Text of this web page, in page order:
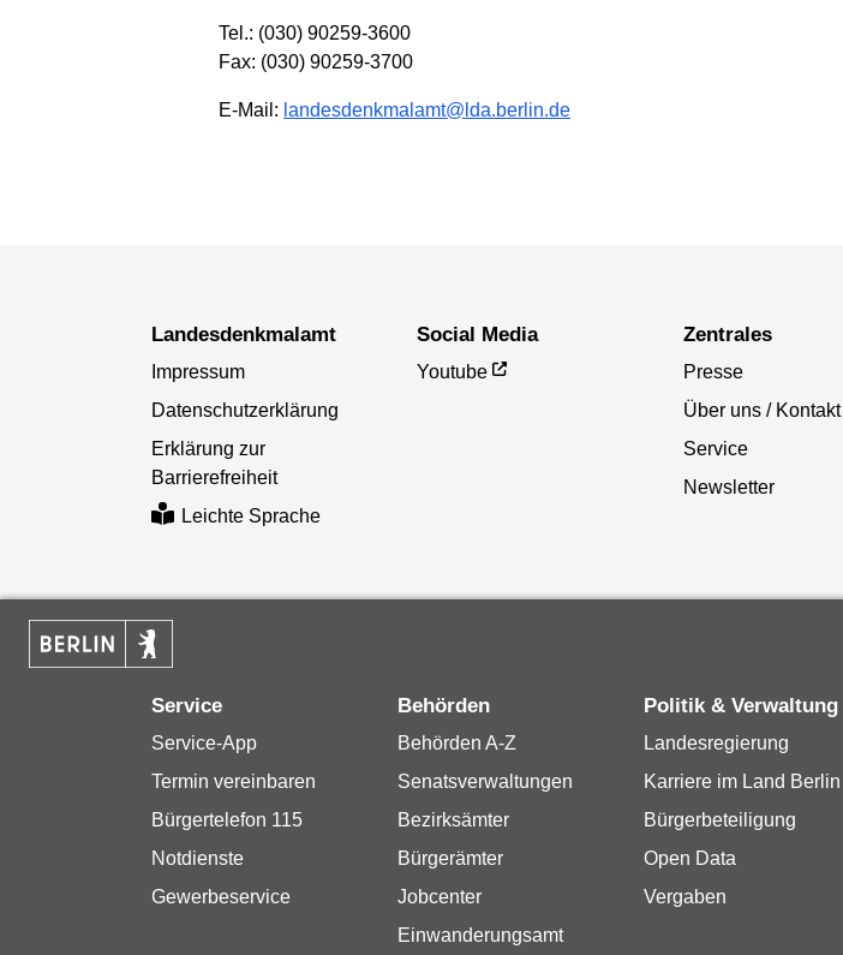
Tel.: (030) 90259-3600
Fax: (030) 90259-3700
E-Mail: landesdenkmalamt@lda.berlin.de
Landesdenkmal­amt
Impressum
Datenschutzerklärung
Erklärung zur
Barrierefreiheit
Leichte Sprache
Social Media
Youtube
Zentrales
Presse
Über uns / Kontakt
Service
Newsletter
Service
Service-App
Termin vereinbaren
Bürgertelefon 115
Notdienste
Gewerbeservice
Behörden
Behörden A-Z
Senatsverwaltungen
Bezirksämter
Bürgerämter
Jobcenter
Einwanderungsamt
Politik & Verwaltung
Landesregierung
Karriere im Land Berlin
Bürgerbeteiligung
Open Data
Vergaben